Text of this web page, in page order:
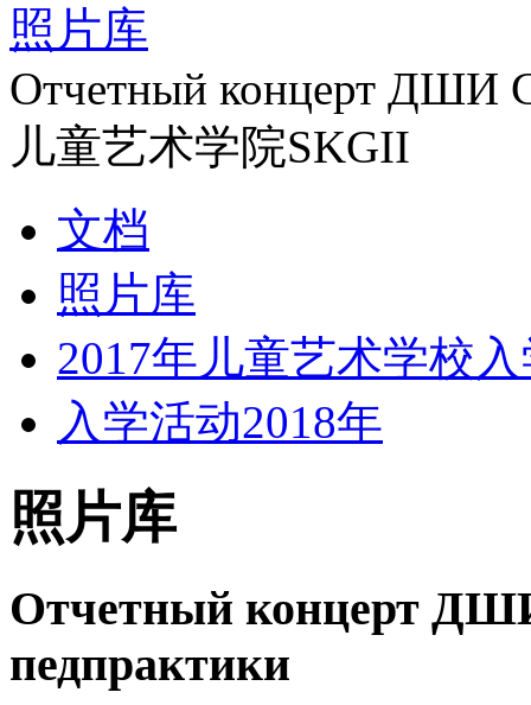
照片库
Отчетный концерт ДШИ
儿童艺术学院SKGII
文档
照片库
2017年儿童艺术学校
入学活动2018年
照片库
Отчетный концерт
педпрактики